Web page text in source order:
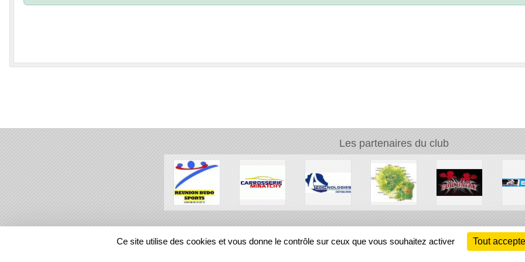
Les partenaires du club
REGIONS
Ce site utilise des cookies et vous donne le contrôle sur ceux que vous souhaitez activer Tout